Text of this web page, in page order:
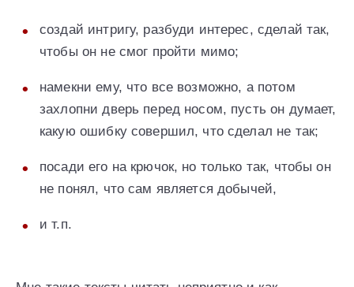
создай интригу, разбуди интерес, сделай так,
чтобы он не смог пройти мимо;
намекни ему, что все возможно, а потом
захлопни дверь перед носом, пусть он думает,
какую ошибку совершил, что сделал не так;
посади его на крючок, но только так, чтобы он
не понял, что сам является добычей,
и т.п.